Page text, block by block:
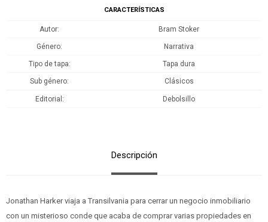
CARACTERÍSTICAS
Autor Bram Stoker
Género Narrativa
Tipo de tapa Tapa dura
Sub género Clásicos
Editorial Debolsillo
Descripción
Jonathan Harker viaja a Transilvania para cerrar un negocio inmobiliario
con un misterioso conde que acaba de comprar varias propiedades en